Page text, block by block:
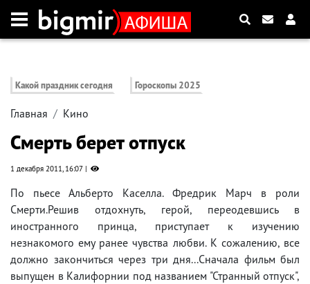
Какой праздник сегодня Гороскопы 2025
Главная Кино
Смерть берет отпуск
1 декабря 2011, 16:07
По пьесе Альберто Каселла. Фредрик Марч в роли
Смерти.Решив отдохнуть, герой, переодевшись в
иностранного принца, приступает к изучению
незнакомого ему ранее чувства любви. К сожалению, все
должно закончиться через три дня...Сначала фильм был
выпущен в Калифорнии под названием "Странный отпуск",